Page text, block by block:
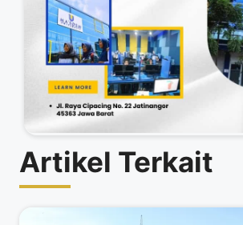
Artikel Terkait